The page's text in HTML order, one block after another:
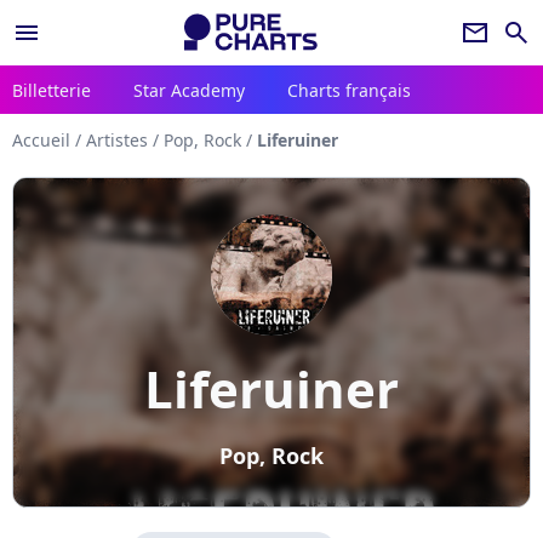
menu newsletter search
Billetterie Star Academy Charts français
Accueil / Artistes / Pop, Rock / Liferuiner
Liferuiner
Pop, Rock